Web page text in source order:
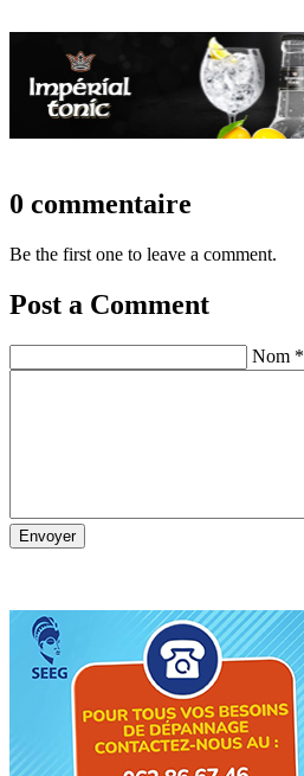
0 commentaire
Be the first one to leave a comment.
Post a Comment
Nom *